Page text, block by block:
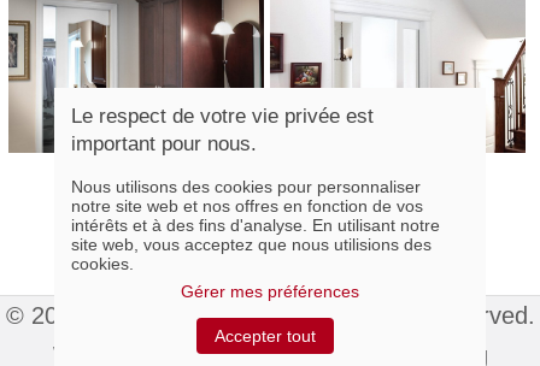
© 2015 Colonial Élégance Inc. All rights reserved.
Website hosted byIndex Web Marketing
Le respect de votre vie privée est
important pour nous.
Nous utilisons des cookies pour personnaliser
notre site web et nos offres en fonction de vos
intérêts et à des fins d'analyse. En utilisant notre
site web, vous acceptez que nous utilisions des
cookies.
Gérer mes préférences
Accepter tout